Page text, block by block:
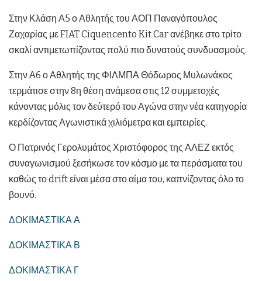
Στην Κλάση Α5 ο Αθλητής του ΑΟΠ Παναγόπουλος
Ζαχαρίας με FIAT Ciquencento Kit Car ανέβηκε στο τρίτο
σκαλί αντιμετωπίζοντας πολύ πιο δυνατούς συνδυασμούς.
Στην Α6 ο Αθλητής της ΦΙΛΜΠΑ Θόδωρος Μυλωνάκος
τερμάτισε στην 8η θέση ανάμεσα στις 12 συμμετοχές
κάνοντας μόλις τον δεύτερό του Αγώνα στην νέα κατηγορία
κερδίζοντας Αγωνιστικά χιλιόμετρα και εμπειρίες.
Ο Πατρινός Γερολυμάτος Χριστόφορος της ΑΛΕΖ εκτός
συναγωνισμού ξεσήκωσε τον κόσμο με τα περάσματα του
καθώς το drift είναι μέσα στο αίμα του, καπνίζοντας όλο το
βουνό.
ΔΟΚΙΜΑΣΤΙΚΑ Α
ΔΟΚΙΜΑΣΤΙΚΑ Β
ΔΟΚΙΜΑΣΤΙΚΑ Γ